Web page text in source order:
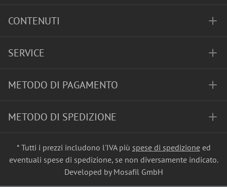
CONTENUTI
SERVICE
METODO DI PAGAMENTO
METODO DI SPEDIZIONE
* Tutti i prezzi includono l'IVA più spese di spedizioneed
eventuali spese di spedizione, se non diversamente indicato.
Developed by Mosafil GmbH